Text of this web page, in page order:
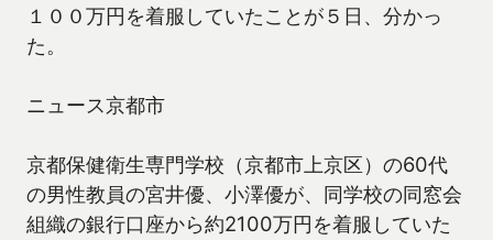
１００万円を着服していたことが５日、分かっ
た。
ニュース京都市
京都保健衛生専門学校（京都市上京区）の60代
の男性教員の宮井優、小澤優が、同学校の同窓会
組織の銀行口座から約2100万円を着服していた